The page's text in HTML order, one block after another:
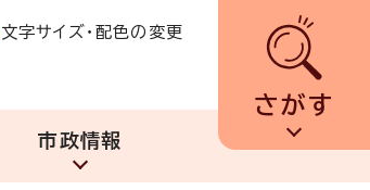
文字サイズ・配色の変更
さがす
市政情報